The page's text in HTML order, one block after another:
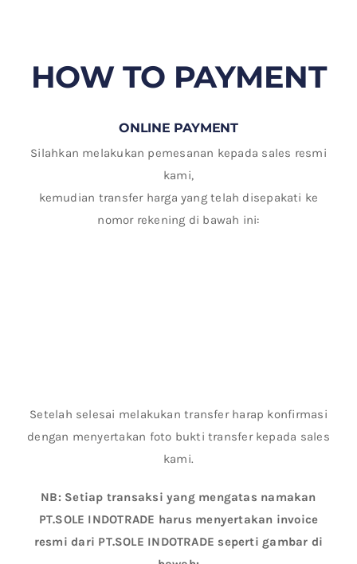
HOW TO PAYMENT
ONLINE PAYMENT
Silahkan melakukan pemesanan kepada sales resmi
kami,
kemudian transfer harga yang telah disepakati ke
nomor rekening di bawah ini:
Setelah selesai melakukan transfer harap konfirmasi
dengan menyertakan foto bukti transfer kepada sales
kami.
NB: Setiap transaksi yang mengatas namakan
PT.SOLE INDOTRADE harus menyertakan invoice
resmi dari PT.SOLE INDOTRADE seperti gambar di